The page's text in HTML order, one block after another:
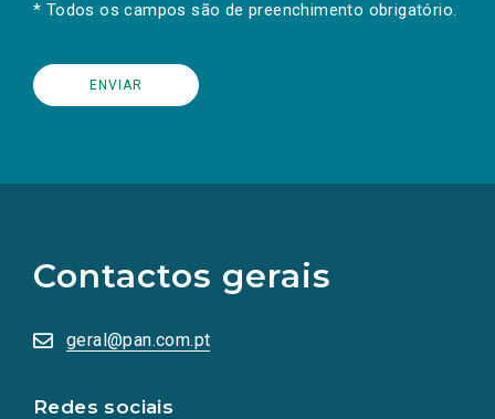
* Todos os campos são de preenchimento obrigatório.
Contactos gerais
geral@pan.com.pt
Redes sociais
redes
sociais
numa
nova